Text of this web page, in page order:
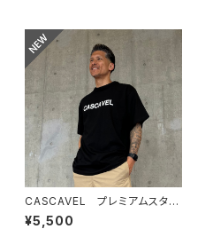
CASCAVEL プレミアムスタン
ダードTEE ブラックホワイト
¥5,500